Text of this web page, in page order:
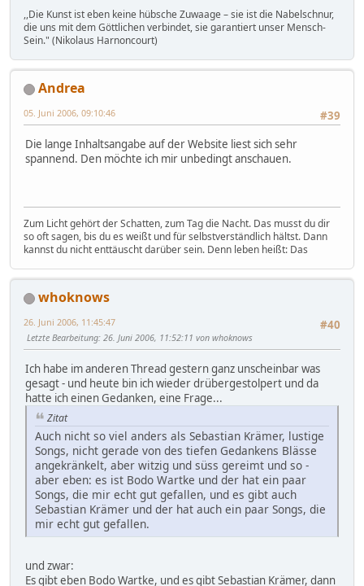
,,Die Kunst ist eben keine hübsche Zuwaage – sie ist die Nabelschnur,
die uns mit dem Göttlichen verbindet, sie garantiert unser Mensch-
Sein." (Nikolaus Harnoncourt)
Andrea
#39
05. Juni 2006, 09:10:46
Die lange Inhaltsangabe auf der Website liest sich sehr
spannend. Den möchte ich mir unbedingt anschauen.
Zum Licht gehört der Schatten, zum Tag die Nacht. Das musst du dir
so oft sagen, bis du es weißt und für selbstverständlich hältst. Dann
kannst du nicht enttäuscht darüber sein. Denn leben heißt: Das
whoknows
#40
26. Juni 2006, 11:45:47
Letzte Bearbeitung: 26. Juni 2006, 11:52:11 von whoknows
Ich habe im anderen Thread gestern ganz unscheinbar was
gesagt - und heute bin ich wieder drübergestolpert und da
hatte ich einen Gedanken, eine Frage...
Zitat
Auch nicht so viel anders als Sebastian Krämer, lustige
Songs, nicht gerade von des tiefen Gedankens Blässe
angekränkelt, aber witzig und süss gereimt und so -
aber eben: es ist Bodo Wartke und der hat ein paar
Songs, die mir echt gut gefallen, und es gibt auch
Sebastian Krämer und der hat auch ein paar Songs, die
mir echt gut gefallen.
und zwar:
Es gibt eben Bodo Wartke, und es gibt Sebastian Krämer, dann